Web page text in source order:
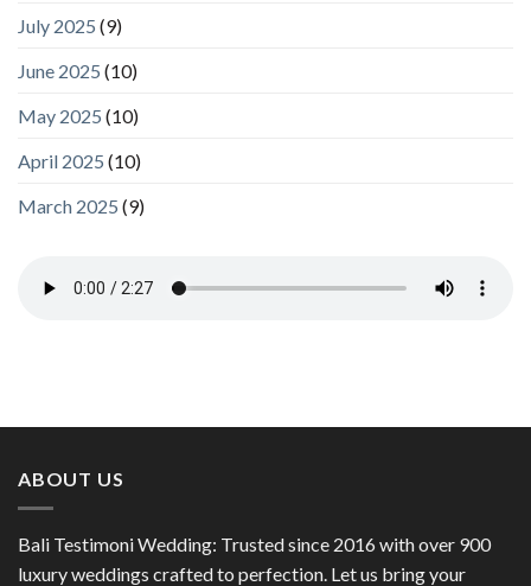
July 2025 (9)
June 2025 (10)
May 2025 (10)
April 2025 (10)
March 2025 (9)
ABOUT US
Bali Testimoni Wedding: Trusted since 2016 with over 900
luxury weddings crafted to perfection. Let us bring your